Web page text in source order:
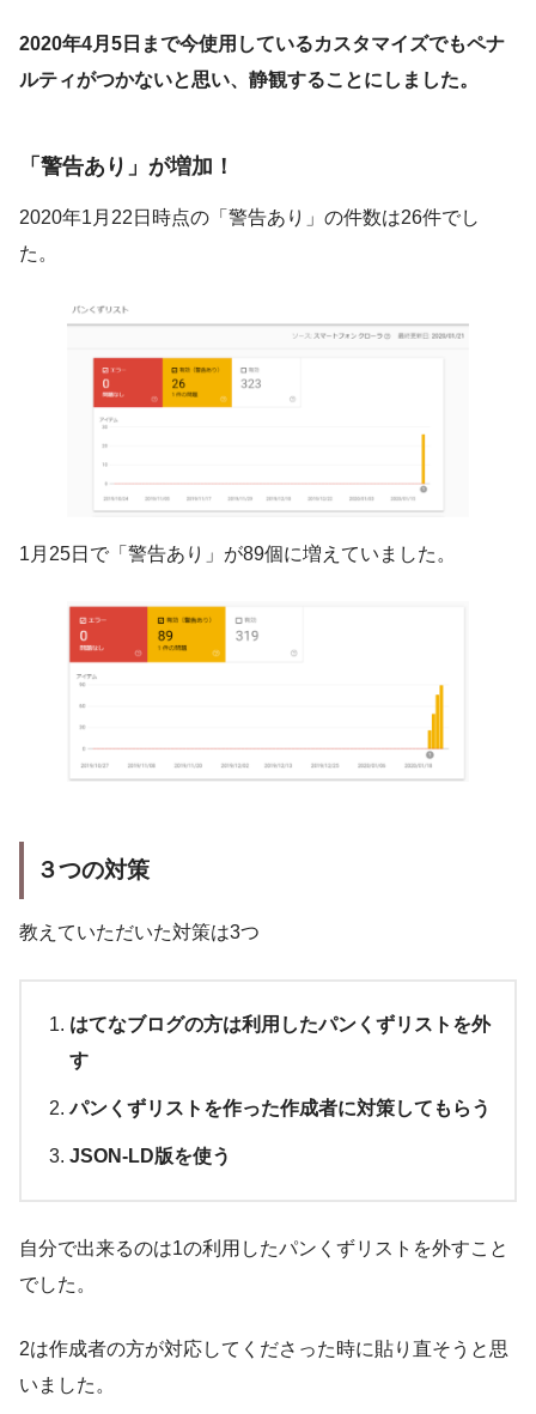
2020年4月5日まで今使用しているカスタマイズでもペナ
ルティがつかないと思い、静観することにしました。
「警告あり」が増加！
2020年1月22日時点の「警告あり」の件数は26件でし
た。
1月25日で「警告あり」が89個に増えていました。
３つの対策
教えていただいた対策は3つ
はてなブログの方は利用したパンくずリストを外
す
パンくずリストを作った作成者に対策してもらう
JSON-LD版を使う
自分で出来るのは1の利用したパンくずリストを外すこと
でした。
2は作成者の方が対応してくださった時に貼り直そうと思
いました。